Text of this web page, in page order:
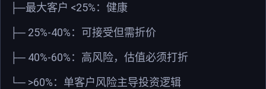
├─最大客户 <25% ：健康
├─ 25%-40% ：可接受但需折价
├─ 40%-60% ：高风险，估值必须打折
└─ >60% ：单客户风险主导投资逻辑